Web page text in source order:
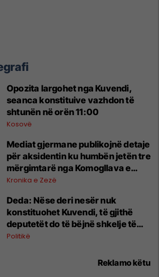
Opozita largohet nga Kuvendi,
seanca konstituive vazhdon të
shtunën në orën 11:00
Kosovë
Mediat gjermane publikojnë detaje
për aksidentin ku humbën jetën tre
mërgimtarë nga Komogllava e
Ferizajt
Kronika e Zezë
Deda: Nëse deri nesër nuk
konstituohet Kuvendi, të gjithë
deputetët do të bëjnë shkelje të
rëndë kushtetuese
Politikë
Reklamo këtu